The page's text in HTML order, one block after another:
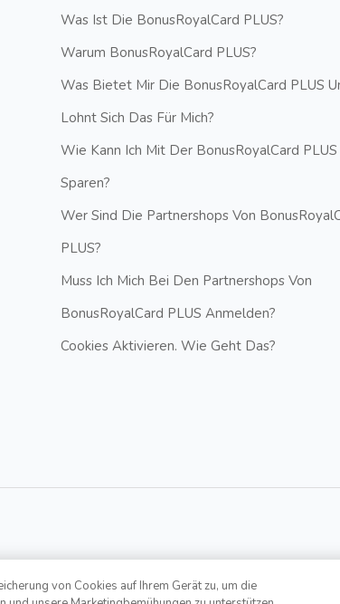
Was Ist Die BonusRoyalCard PLUS?
Warum BonusRoyalCard PLUS?
Was Bietet Mir Die BonusRoyalCard PLUS
Lohnt Sich Das Für Mich?
Wie Kann Ich Mit Der BonusRoyalCard
Sparen?
Wer Sind Die Partnershops Von
PLUS?
Muss Ich Mich Bei Den Partnershops Von
BonusRoyalCard PLUS Anmelden?
Cookies Aktivieren. Wie Geht Das?
Hotline: +43
von Cookies auf Ihrem Gerät zu, um die